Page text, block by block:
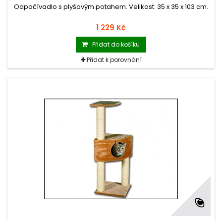
Odpočívadlo s plyšovým potahem. Velikost: 35 x 35 x 103 cm.
1 229 Kč
Přidat do košíku
Přidat k porovnání